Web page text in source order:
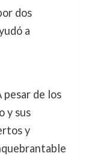
dos
a
pesar de los
y sus
y